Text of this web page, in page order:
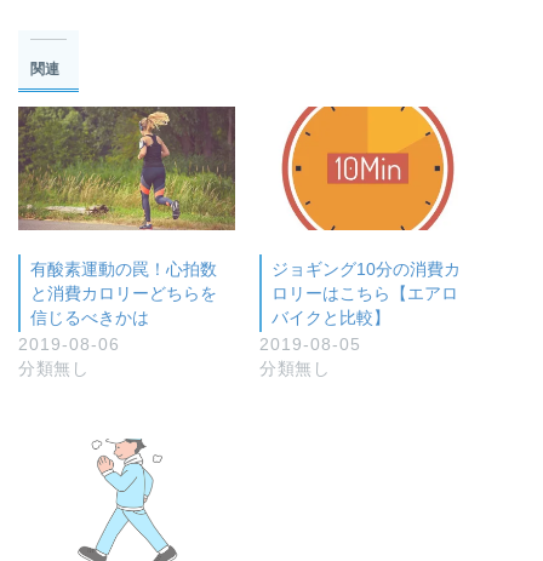
関連
有酸素運動の罠！心拍数
と消費カロリーどちらを
信じるべきかは
2019-08-06
分類無し
ジョギング10分の消費カ
ロリーはこちら【エアロ
バイクと比較】
2019-08-05
分類無し